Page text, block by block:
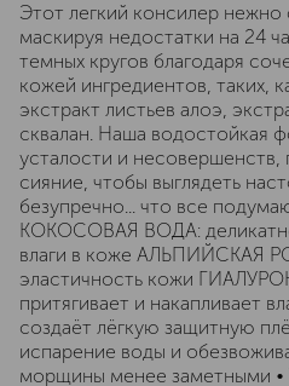
Этот легкий консилер нежно
маскируя недостатки на 24
темных кругов благодаря
кожей ингредиентов, таких,
экстракт листьев алоэ,
сквалан. Наша водостойкая
усталости и несовершенств,
сияние, чтобы выглядеть
безупречно... что все
КОКОСОВАЯ ВОДА:
влаги в коже АЛЬПИЙСКАЯ
эластичность кожи
притягивает и накапливает
создаёт лёгкую защитную
испарение воды и
морщины менее заметными •